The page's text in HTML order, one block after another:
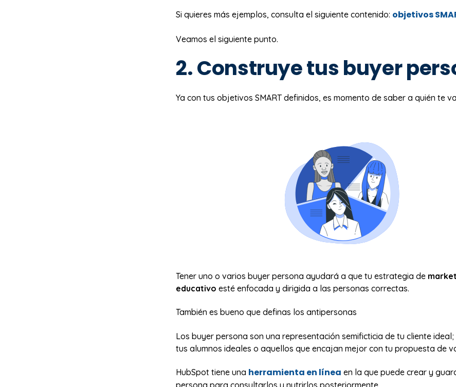
Si quieres más ejemplos, consulta el siguiente contenido: objetivos
Veamos el siguiente punto.
2. Construye tus buyer
Ya con tus objetivos SMART definidos, es momento de saber a quién te
Tener uno o varios buyer persona ayudará a que tu estrategia de
educativo esté enfocada y dirigida a las personas correctas.
También es bueno que definas los antipersonas
Los buyer persona son una representación semificticia de tu cliente ideal;
tus alumnos ideales o aquellos que encajan mejor con tu propuesta de
HubSpot tiene una herramienta en línea en la que puede crear y
persona para consultarlos y nutrirlos posteriormente.